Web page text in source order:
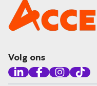
Volg ons